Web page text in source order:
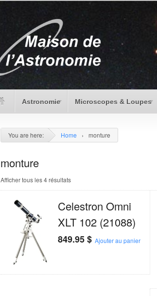
Astronomie Microscopes & Loupes
You are here: Home › monture
monture
Afficher tous les 4 résultats
Celestron Omni
XLT 102 (21088)
849.95$ Ajouter au panier